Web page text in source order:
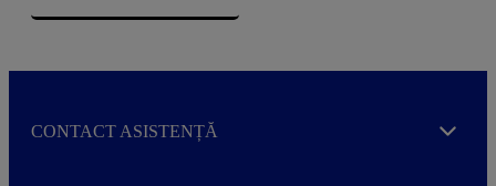
CONTACT ASISTENȚĂ Expand